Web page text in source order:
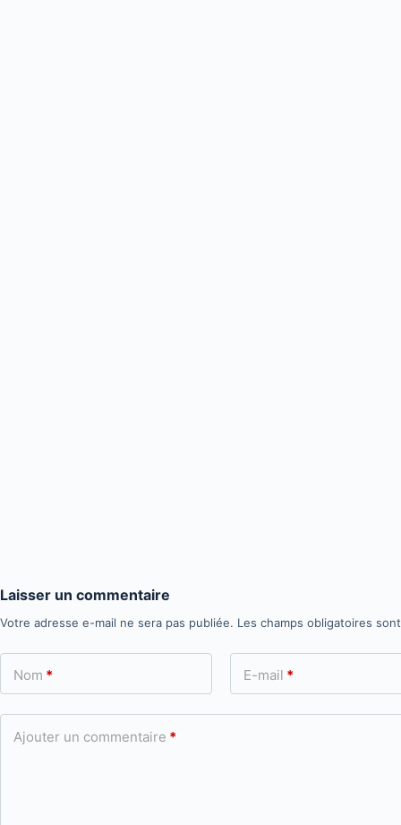
Laisser un commentaire
Votre adresse e-mail ne sera pas publiée. Les champs obligatoires
Nom * E-mail *
Ajouter un commentaire *